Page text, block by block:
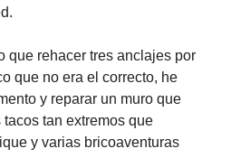
que rehacer tres anclajes por
que no era el correcto, he
y reparar un muro que
tan extremos que
y varias bricoaventuras